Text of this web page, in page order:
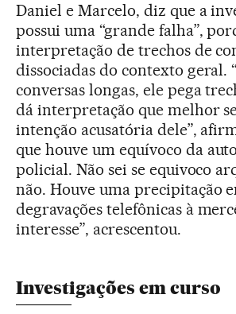
Daniel e Marcelo, diz que a
possui uma “grande falha”,
interpretação de trechos de
dissociadas do contexto geral.
conversas longas, ele pega
dá interpretação que melhor
intenção acusatória dele”,
que houve um equívoco da
policial. Não sei se equivoco
não. Houve uma precipitação
degravações telefônicas à
interesse”, acrescentou.
Investigações em curso